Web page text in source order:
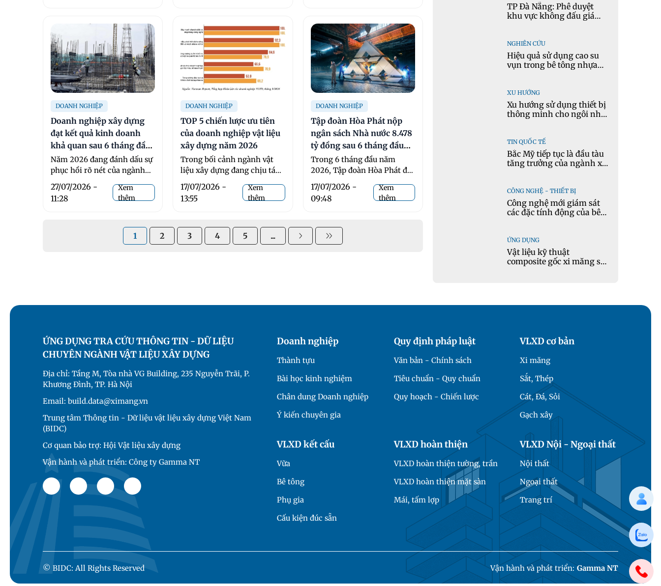
DOANH NGHIỆP
Doanh nghiệp xây dựng
đạt kết quả kinh doanh
khả quan sau 6 tháng đầu
năm 2026
Năm 2026 đang đánh dấu sự
phục hồi rõ nét của ngành
xây dựng Việt Nam sau giai
...
27/07/2026 -
11:28
Xem
thêm
DOANH NGHIỆP
TOP 5 chiến lược ưu tiên
của doanh nghiệp vật liệu
xây dựng năm 2026
Trong bối cảnh ngành vật
liệu xây dựng đang chịu tác
động từ biến động kinh tế,
áp lực ...
17/07/2026 -
13:55
Xem
thêm
DOANH NGHIỆP
Tập đoàn Hòa Phát nộp
ngân sách Nhà nước 8.478
tỷ đồng sau 6 tháng đầu
năm 2026
Trong 6 tháng đầu năm
2026, Tập đoàn Hòa Phát đã
đóng góp 8.478 ...
17/07/2026 -
09:48
Xem
thêm
1 2 3 4 5 ...
TP Đà Nẵng: Phê duyệt
khu vực không đấu giá
NGHIÊN CỨU
Hiệu quả sử dụng cao su
vụn trong bê tông nhựa
XU HƯỚNG
Xu hướng sử dụng thiết bị
thông minh cho ngôi nhà
TIN QUỐC TẾ
Bắc Mỹ tiếp tục là đầu tàu
tăng trưởng của ngành xi
CÔNG NGHỆ - THIẾT BỊ
Công nghệ mới giám sát
các đặc tính động của bê
ỨNG DỤNG
Vật liệu kỹ thuật
composite gốc xi măng sử
ỨNG DỤNG TRA CỨU THÔNG TIN - DỮ LIỆU
CHUYÊN NGÀNH VẬT LIỆU XÂY DỰNG
Địa chỉ: Tầng M, Tòa nhà VG Building, 235 Nguyễn Trãi, P.
Khương Đình, TP. Hà Nội
Email: build.data@ximang.vn
Trung tâm Thông tin - Dữ liệu vật liệu xây dựng Việt Nam
(BIDC)
Cơ quan bảo trợ: Hội Vật liệu xây dựng
Vận hành và phát triển: Công ty Gamma NT
Doanh nghiệp
Thành tựu
Bài học kinh nghiệm
Chân dung Doanh nghiệp
Ý kiến chuyên gia
VLXD kết cấu
Vữa
Bê tông
Phụ gia
Cấu kiện đúc sẵn
Quy định pháp luật
Văn bản - Chính sách
Tiêu chuẩn - Quy chuẩn
Quy hoạch - Chiến lược
VLXD hoàn thiện
VLXD hoàn thiện tường, trần
VLXD hoàn thiện mặt sàn
Mái, tấm lợp
VLXD cơ bản
Xi măng
Sắt, Thép
Cát, Đá, Sỏi
Gạch xây
VLXD Nội - Ngoại thất
Nội thất
Ngoại thất
Trang trí
© BIDC: All Rights Reserved Vận hành và phát triển: Gamma NT